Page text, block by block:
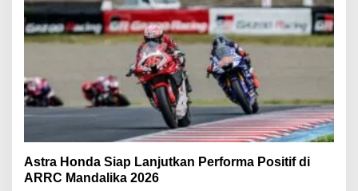
Astra Honda Siap Lanjutkan Performa Positif di
ARRC Mandalika 2026